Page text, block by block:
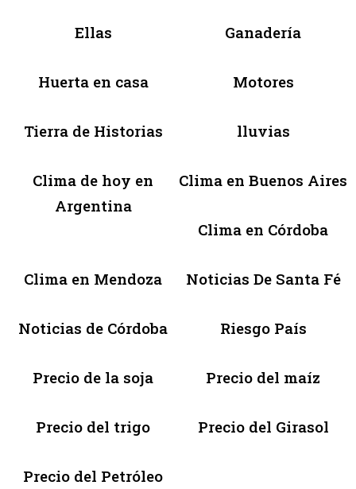
Ellas Ganadería
Huerta en casa Motores
Tierra de Historias lluvias
Clima de hoy en
Argentina
Clima en Buenos Aires
Clima en Córdoba
Clima en Mendoza Noticias De Santa Fé
Noticias de Córdoba Riesgo País
Precio de la soja Precio del maíz
Precio del trigo Precio del Girasol
Precio del Petróleo